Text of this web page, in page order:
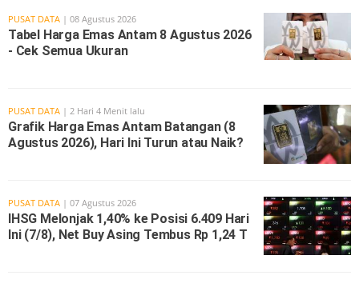
PUSAT DATA | 08 Agustus 2026
Tabel Harga Emas Antam 8 Agustus 2026
- Cek Semua Ukuran
PUSAT DATA | 2 Hari 4 Menit lalu
Grafik Harga Emas Antam Batangan (8
Agustus 2026), Hari Ini Turun atau Naik?
PUSAT DATA | 07 Agustus 2026
IHSG Melonjak 1,40% ke Posisi 6.409 Hari
Ini (7/8), Net Buy Asing Tembus Rp 1,24 T